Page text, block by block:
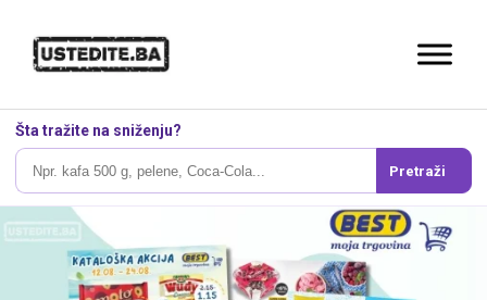
Šta tražite na sniženju?
Pretraži